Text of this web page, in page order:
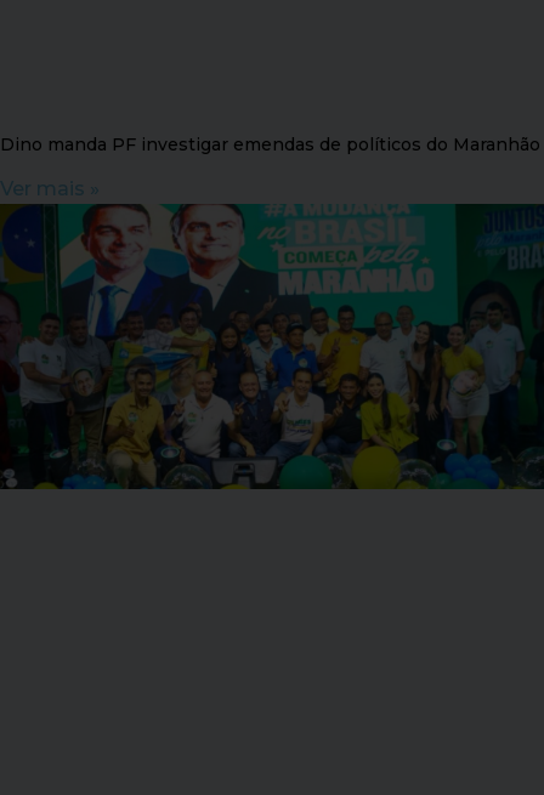
Dino manda PF investigar emendas de políticos do Maranhão
Ver mais »